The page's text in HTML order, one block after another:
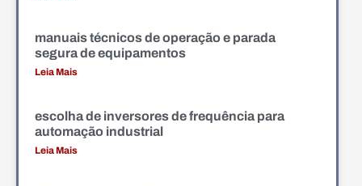
manuais técnicos de operação e parada
segura de equipamentos
Leia Mais
escolha de inversores de frequência para
automação industrial
Leia Mais